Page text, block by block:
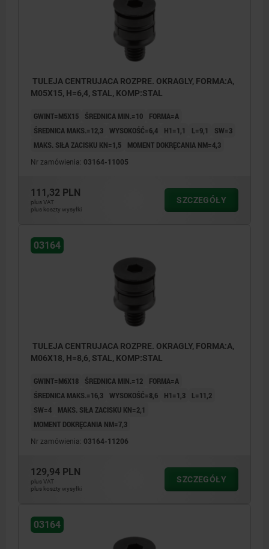
Wymiar H odnosi się do wysokości przy ≥D.
TULEJA CENTRUJACA ROZPRE. OKRAGLY, FORMA:A,
M05X15, H=6,4, STAL, KOMP:STAL
GWINT=M5X15 ŚREDNICA MIN.=10
FORMA=A
ŚREDNICA MAKS.=12,3 WYSOKOŚĆ=6,4 H1=1,1 L=9,1
SW=3
MAKS. SIŁA ZACISKU KN=1,5
MOMENT DOKRĘCANIA NM=4,3
Nr zamówienia: 03164-11005
111,32 PLN
plus VAT
plus koszty wysyłki
SZCZEGÓŁY
03164
TULEJA CENTRUJACA ROZPRE. OKRAGLY, FORMA:A,
M06X18, H=8,6, STAL, KOMP:STAL
GWINT=M6X18 ŚREDNICA MIN.=12
FORMA=A
ŚREDNICA MAKS.=16,3 WYSOKOŚĆ=8,6 H1=1,3
L=11,2
SW=4
MAKS. SIŁA ZACISKU KN=2,1
MOMENT DOKRĘCANIA NM=7,3
Nr zamówienia: 03164-11206
129,94 PLN
plus VAT
plus koszty wysyłki
SZCZEGÓŁY
03164